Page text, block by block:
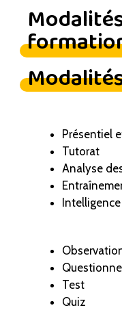
Présentiel
Tutorat
Analyse
Test
Quiz